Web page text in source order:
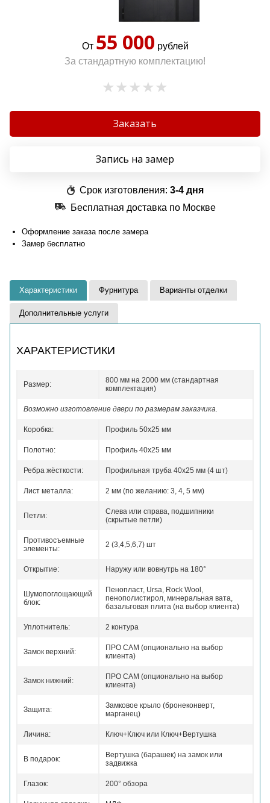
От 55 000 рублей
За стандартную комплектацию!
Заказать
Запись на замер
Срок изготовления: 3-4 дня
Бесплатная доставка по Москве
Оформление заказа после замера
Замер бесплатно
Характеристики Фурнитура Варианты отделки
Дополнительные услуги
ХАРАКТЕРИСТИКИ
Размер:
800 мм на 2000 мм (стандартная
комплектация)
Возможно изготовление двери по размерам заказчика.
Коробка: Профиль 50x25 мм
Полотно: Профиль 40x25 мм
Ребра жёсткости: Профильная труба 40х25 мм (4 шт)
Лист металла: 2 мм (по желанию: 3, 4, 5 мм)
Петли:
Слева или справа, подшипники
(скрытые петли)
Противосъемные
элементы:
2 (3,4,5,6,7) шт
Открытие: Наружу или вовнутрь на 180°
Шумопоглощающий
блок:
Пенопласт, Ursa, Rock Wool,
пенополистирол, минеральная вата,
базальтовая плита (на выбор клиента)
Уплотнитель: 2 контура
Замок верхний:
ПРО САМ (опционально на выбор
клиента)
Замок нижний:
ПРО САМ (опционально на выбор
клиента)
Защита:
Замковое крыло (бронеконверт,
марганец)
Личина: Ключ+Ключ или Ключ+Вертушка
В подарок:
Вертушка (барашек) на замок или
задвижка
Глазок: 200° обзора